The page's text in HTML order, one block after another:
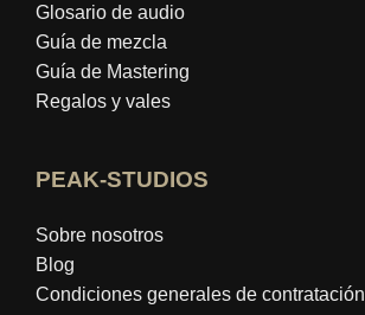
Glosario de audio
Guía de mezcla
Guía de Mastering
Regalos y vales
PEAK-STUDIOS
Sobre nosotros
Blog
Condiciones generales de contratación